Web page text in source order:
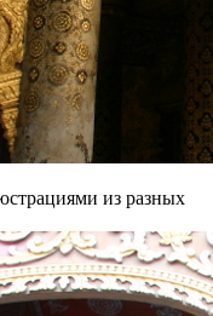
из разных